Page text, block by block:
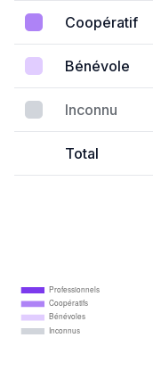
Coopératif
Bénévole
Inconnu
Total
Professionnels
Coopératifs
Bénévoles
Inconnus